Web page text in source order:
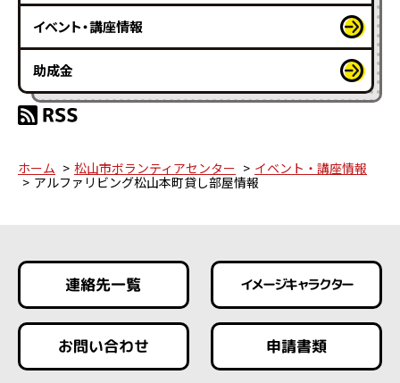
イベント・講座情報
助成金
ホーム 松山市ボランティアセンター
イベント・講座情報
アルファリビング松山本町貸し部屋情報
連絡先一覧 イメージキャラクター
お問い合わせ 申請書類